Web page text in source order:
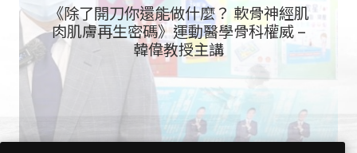
《除了開刀你還能做什麼？ 軟骨神經肌
肉肌膚再生密碼》運動醫學骨科權威 –
韓偉教授主講